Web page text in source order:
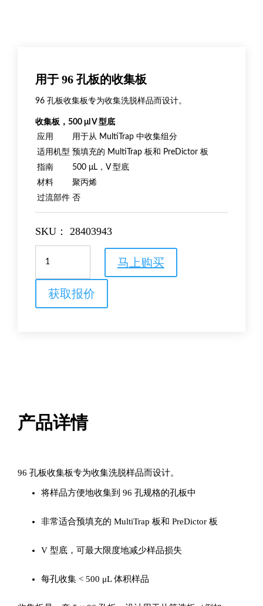
用于 96 孔板的收集板
96 孔板收集板专为收集洗脱样品而设计。
收集板，500 μl V 型底
应用
用于从 MultiTrap 中收集组分
适用机型 预填充的 MultiTrap 板和 PreDictor 板
指南
500 μL，V 型底
材料
聚丙烯
过流部件 否
SKU： 28403943
的
马上购买
获取报价
产品详情
96 孔板收集板专为收集洗脱样品而设计。
将样品方便地收集到 96 孔规格的孔板中
非常适合预填充的 MultiTrap 板和 PreDictor 板
V 型底，可最大限度地减少样品损失
每孔收集 < 500 μL 体积样品